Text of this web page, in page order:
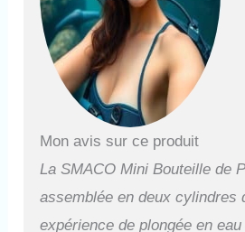
Cylindre de
certification
peut être
plupart
du
surface, ce
corrosion.
comprend
Mon avis sur ce produit
La SMACO Mini Bouteille de
assemblée en deux cylindres
expérience de plongée en